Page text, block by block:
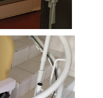
à mobilité
dans un
(Tarn